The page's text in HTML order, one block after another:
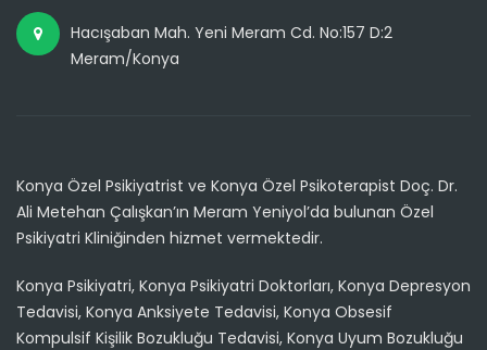
Hacışaban Mah. Yeni Meram Cd. No:157 D:2
Meram/Konya
Konya Özel Psikiyatrist ve Konya Özel Psikoterapist Doç. Dr.
Ali Metehan Çalışkan’ın Meram Yeniyol’da bulunan Özel
Psikiyatri Kliniğinden hizmet vermektedir.
Konya Psikiyatri, Konya Psikiyatri Doktorları, Konya Depresyon
Tedavisi, Konya Anksiyete Tedavisi, Konya Obsesif
Kompulsif Kişilik Bozukluğu Tedavisi, Konya Uyum Bozukluğu